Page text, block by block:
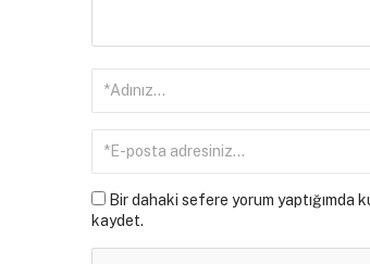
Bir dahaki sefere yorum yaptığımda
kaydet.